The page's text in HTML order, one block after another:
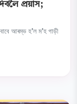
প্ৰয়াস;
বাবে আৰম্ভ হ'ল ম'হ গাড়ী